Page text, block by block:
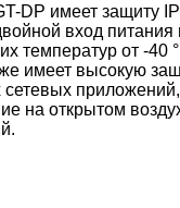
DP имеет защиту
вход питания
температур от -40
имеет высокую
приложений,
на открытом